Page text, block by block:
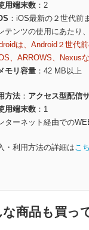
用端末数
2
iOS最新の２世代前
テンツの使用にあたり
は、Android２世代
、ARROWS、Nexus
モリ容量
42 MB以上
方法
アクセス型配信
用端末数
1
ターネット経由での
・利用方法の詳細はこ
商品も買っ